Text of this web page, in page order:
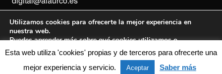
© 2024 Informados Aviso Legal
Esta web utiliza 'cookies' propias y de terceros para ofrecerte una
mejor experiencia y servicio.
Aceptar Saber más
Utilizamos cookies para ofrecerte la mejor experiencia en
nuestra web.
Puedes aprender más sobre qué cookies utilizamos o
desactivarlas en losajustes.
Aceptar